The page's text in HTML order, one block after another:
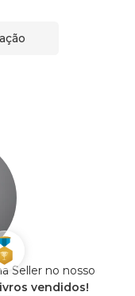
Seller no nosso
vendidos!